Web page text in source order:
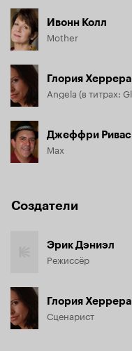
Ивонн Колл
Mother
Глория Херрера
Джеффри Ривас
Max
Создатели
Эрик Дэниэл
Режиссёр
Глория Херрера
Сценарист